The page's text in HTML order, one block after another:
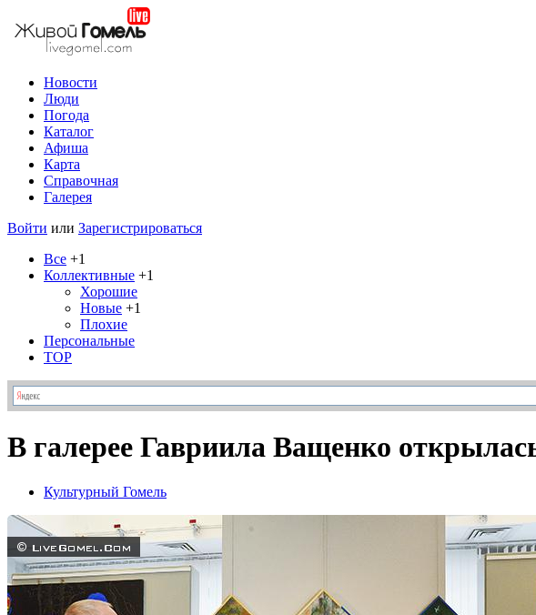
Новости
Люди
Погода
Каталог
Афиша
Карта
Справочная
Галерея
Войти или Зарегистрироваться
Все +1
Коллективные +1
Хорошие
Новые +1
Плохие
Персональные
TOP
В галерее Гавриила Ващенко
Культурный Гомель